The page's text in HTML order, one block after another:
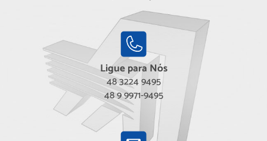
Ligue para Nós
48 3224 9495
48 9 9971-9495